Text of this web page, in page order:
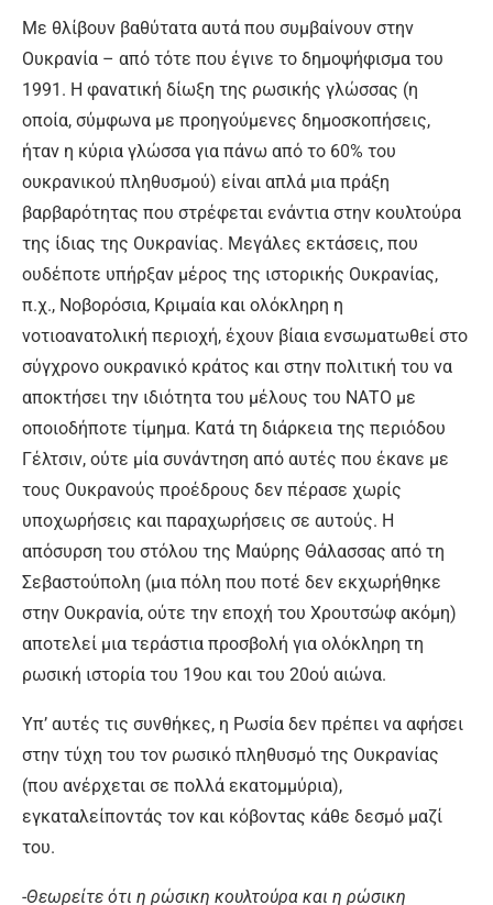
Με θλίβουν βαθύτατα αυτά που συμβαίνουν στην
Ουκρανία – από τότε που έγινε το δημοψήφισμα του
1991. Η φανατική δίωξη της ρωσικής γλώσσας (η
οποία, σύμφωνα με προηγούμενες δημοσκοπήσεις,
ήταν η κύρια γλώσσα για πάνω από το 60% του
ουκρανικού πληθυσμού) είναι απλά μια πράξη
βαρβαρότητας που στρέφεται ενάντια στην κουλτούρα
της ίδιας της Ουκρανίας. Μεγάλες εκτάσεις, που
ουδέποτε υπήρξαν μέρος της ιστορικής Ουκρανίας,
π.χ., Νοβορόσια, Κριμαία και ολόκληρη η
νοτιοανατολική περιοχή, έχουν βίαια ενσωματωθεί στο
σύγχρονο ουκρανικό κράτος και στην πολιτική του να
αποκτήσει την ιδιότητα του μέλους του ΝΑΤΟ με
οποιοδήποτε τίμημα. Κατά τη διάρκεια της περιόδου
Γέλτσιν, ούτε μία συνάντηση από αυτές που έκανε με
τους Ουκρανούς προέδρους δεν πέρασε χωρίς
υποχωρήσεις και παραχωρήσεις σε αυτούς. Η
απόσυρση του στόλου της Μαύρης Θάλασσας από τη
Σεβαστούπολη (μια πόλη που ποτέ δεν εκχωρήθηκε
στην Ουκρανία, ούτε την εποχή του Χρουτσώφ ακόμη)
αποτελεί μια τεράστια προσβολή για ολόκληρη τη
ρωσική ιστορία του 19ου και του 20ού αιώνα.
Υπ’ αυτές τις συνθήκες, η Ρωσία δεν πρέπει να αφήσει
στην τύχη του τον ρωσικό πληθυσμό της Ουκρανίας
(που ανέρχεται σε πολλά εκατομμύρια),
εγκαταλείποντάς τον και κόβοντας κάθε δεσμό μαζί
του.
-Θεωρείτε ότι η ρώσικη κουλτούρα και η ρώσικη